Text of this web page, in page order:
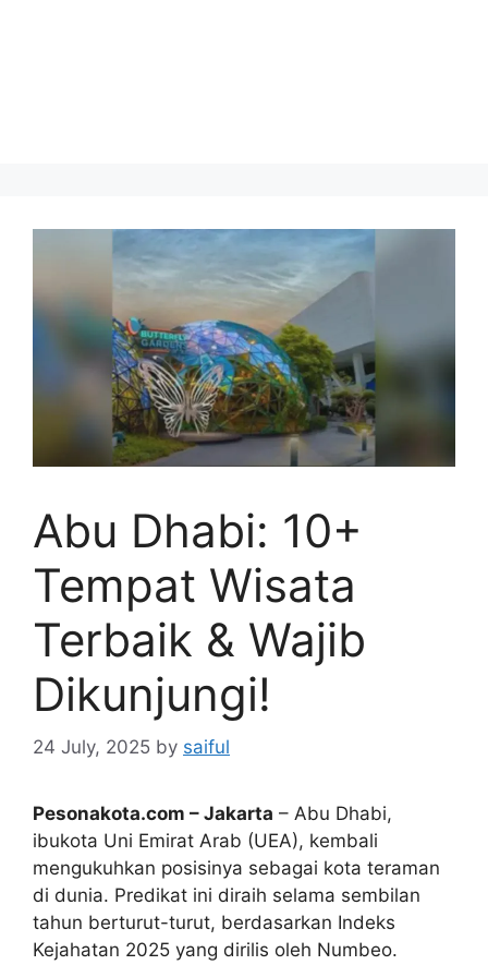
Abu Dhabi: 10+
Tempat Wisata
Terbaik & Wajib
Dikunjungi!
24 July, 2025 by saiful
Pesonakota.com – Jakarta – Abu Dhabi,
ibukota Uni Emirat Arab (UEA), kembali
mengukuhkan posisinya sebagai kota teraman
di dunia. Predikat ini diraih selama sembilan
tahun berturut-turut, berdasarkan Indeks
Kejahatan 2025 yang dirilis oleh Numbeo.